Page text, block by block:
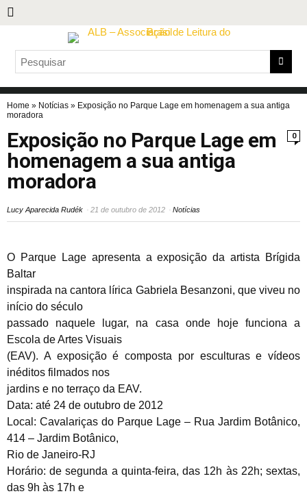
Home » Notícias » Exposição no Parque Lage em homenagem a sua antiga
moradora
0
Exposição no Parque Lage em
homenagem a sua antiga
moradora
Lucy Aparecida Rudék 21 de outubro de 2012 Notícias
O Parque Lage apresenta a exposição da artista Brígida
Baltar
inspirada na cantora lírica Gabriela Besanzoni, que viveu no
início do século
passado naquele lugar, na casa onde hoje funciona a
Escola de Artes Visuais
(EAV). A exposição é composta por esculturas e vídeos
inéditos filmados nos
jardins e no terraço da EAV.
Data: até 24 de outubro de 2012
Local: Cavalariças do Parque Lage – Rua Jardim Botânico,
414 – Jardim Botânico,
Rio de Janeiro-RJ
Horário: de segunda a quinta-feira, das 12h às 22h; sextas,
das 9h às 17h e